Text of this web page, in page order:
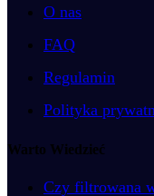
O nas
FAQ
Regulamin
Polityka
Warto Wiedzieć
Czy filtrowana